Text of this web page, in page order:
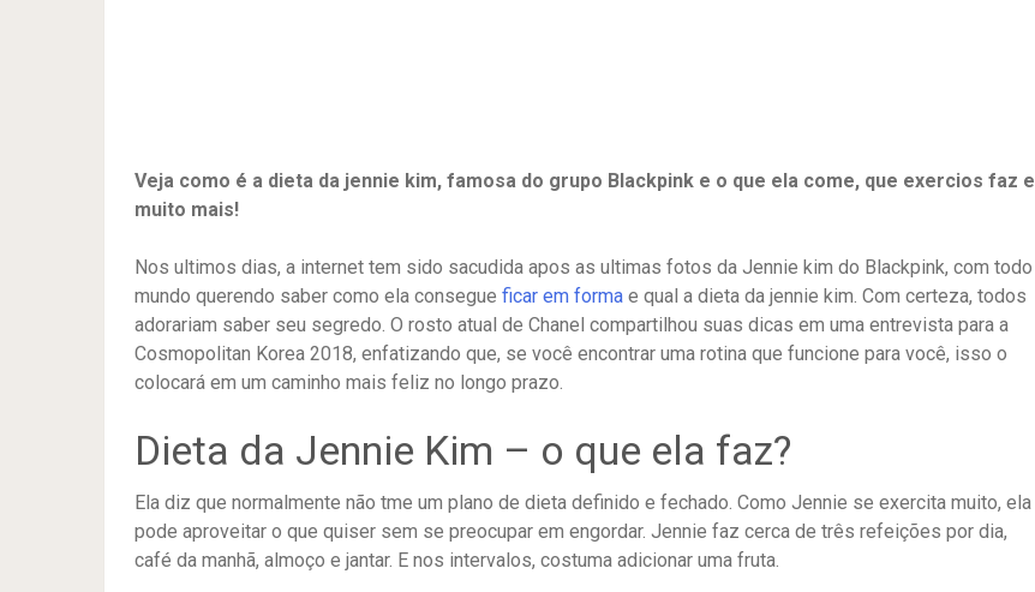
Veja como é a dieta da jennie kim, famosa do grupo Blackpink e o que ela come, que exercios faz e
muito mais!
Nos ultimos dias, a internet tem sido sacudida apos as ultimas fotos da Jennie kim do Blackpink, com todo
mundo querendo saber como ela consegue ficar em forma e qual a dieta da jennie kim. Com certeza, todos
adorariam saber seu segredo. O rosto atual de Chanel compartilhou suas dicas em uma entrevista para a
Cosmopolitan Korea 2018, enfatizando que, se você encontrar uma rotina que funcione para você, isso o
colocará em um caminho mais feliz no longo prazo.
Dieta da Jennie Kim – o que ela faz?
Ela diz que normalmente não tme um plano de dieta definido e fechado. Como Jennie se exercita muito, ela
pode aproveitar o que quiser sem se preocupar em engordar. Jennie faz cerca de três refeições por dia,
café da manhã, almoço e jantar. E nos intervalos, costuma adicionar uma fruta.